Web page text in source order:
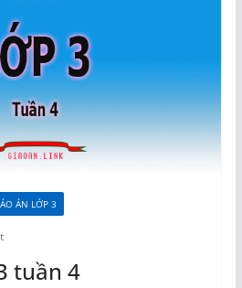
ÁN LỚP 3
tuần 4